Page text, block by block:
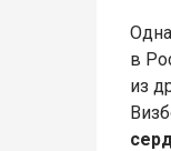
в
из